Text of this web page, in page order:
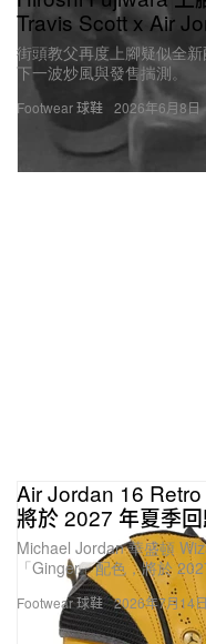
Footwear 球鞋
Travis Scott x Air
街頭教父再度上腳疑似全
下一波炒風與發售揣測。
2026年6月8日
Footwear 球鞋
Air Jordan 16
將於 2027 年夏季
Michael Jordan 華盛頓
「Ginger」配色，將於
2026年7月14日